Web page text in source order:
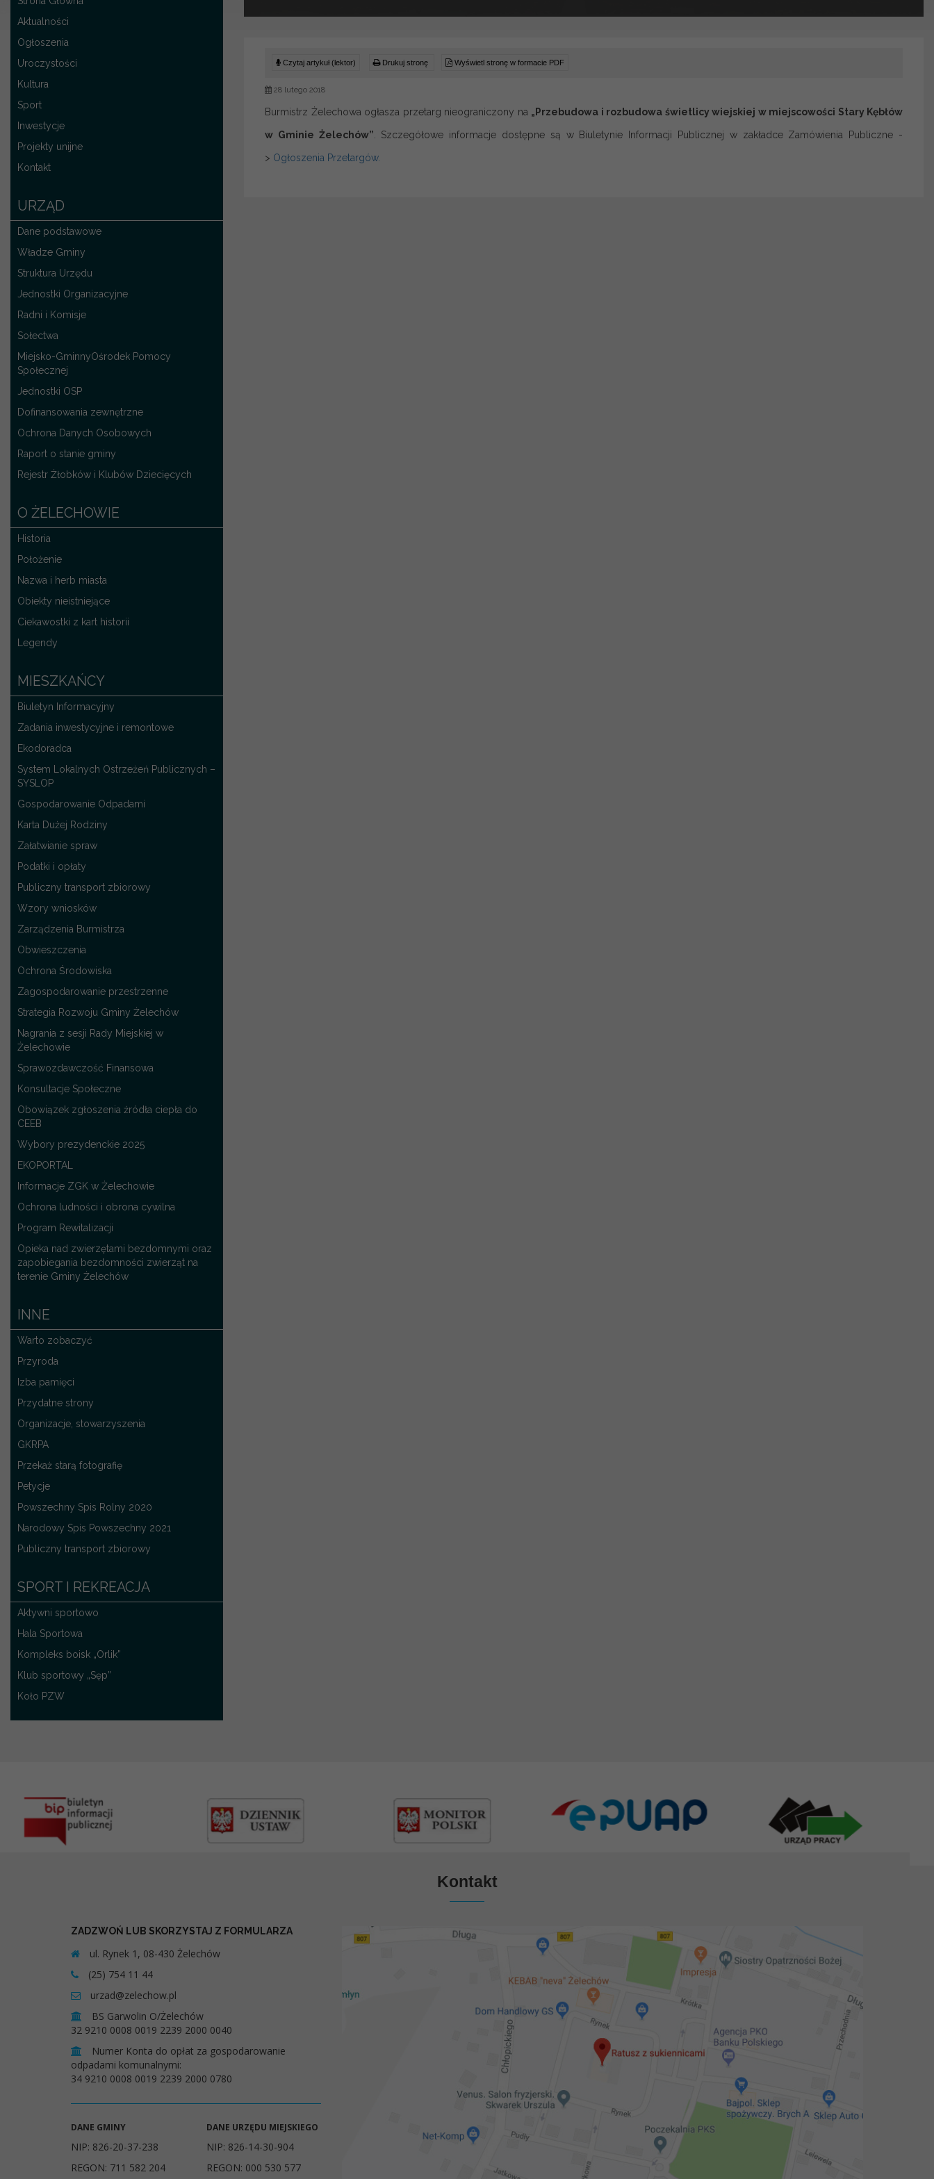
Aktualności
Ogłoszenia
Uroczystości
Kultura
Sport
Inwestycje
Projekty unijne
Kontakt
URZĄD
Dane podstawowe
Władze Gminy
Struktura Urzędu
Jednostki Organizacyjne
Radni i Komisje
Sołectwa
Miejsko-GminnyOśrodek Pomocy
Społecznej
Jednostki OSP
Dofinansowania zewnętrzne
Ochrona Danych Osobowych
Raport o stanie gminy
Rejestr Żłobków i Klubów Dziecięcych
O ŻELECHOWIE
Historia
Położenie
Nazwa i herb miasta
Obiekty nieistniejące
Ciekawostki z kart historii
Legendy
MIESZKAŃCY
Biuletyn Informacyjny
Zadania inwestycyjne i remontowe
Ekodoradca
System Lokalnych Ostrzeżeń Publicznych –
SYSLOP
Gospodarowanie Odpadami
Karta Dużej Rodziny
Załatwianie spraw
Podatki i opłaty
Publiczny transport zbiorowy
Wzory wniosków
Zarządzenia Burmistrza
Obwieszczenia
Ochrona Środowiska
Zagospodarowanie przestrzenne
Strategia Rozwoju Gminy Żelechów
Nagrania z sesji Rady Miejskiej w
Żelechowie
Sprawozdawczość Finansowa
Konsultacje Społeczne
Obowiązek zgłoszenia źródła ciepła do
CEEB
Wybory prezydenckie 2025
EKOPORTAL
Informacje ZGK w Żelechowie
Ochrona ludności i obrona cywilna
Program Rewitalizacji
Opieka nad zwierzętami bezdomnymi oraz
zapobiegania bezdomności zwierząt na
terenie Gminy Żelechów
INNE
Warto zobaczyć
Przyroda
Izba pamięci
Przydatne strony
Organizacje, stowarzyszenia
GKRPA
Przekaż starą fotografię
Petycje
Powszechny Spis Rolny 2020
Narodowy Spis Powszechny 2021
Publiczny transport zbiorowy
SPORT I REKREACJA
Aktywni sportowo
Hala Sportowa
Kompleks boisk „Orlik”
Klub sportowy „Sęp”
Koło PZW
Czytaj artykuł (lektor) Drukuj stronę Wyświetl stronę w formacie PDF
28 lutego 2018
Burmistrz Żelechowa ogłasza przetarg nieograniczony na „Przebudowa i rozbudowa świetlicy wiejskiej w miejscowości Stary Kębłów
w Gminie Żelechów” . Szczegółowe informacje dostępne są w Biuletynie Informacji Publicznej w zakładce Zamówienia Publiczne -
> Ogłoszenia Przetargów.
Kontakt
ZADZWOŃ LUB SKORZYSTAJ Z FORMULARZA
ul. Rynek 1, 08-430 Żelechów
(25) 754 11 44
urzad@zelechow.pl
BS Garwolin O/Żelechów
32 9210 0008 0019 2239 2000 0040
Numer Konta do opłat za gospodarowanie
odpadami komunalnymi:
34 9210 0008 0019 2239 2000 0780
DANE GMINY
NIP: 826-20-37-238
REGON: 711 582 204
DANE URZĘDU MIEJSKIEGO
NIP: 826-14-30-904
REGON: 000 530 577